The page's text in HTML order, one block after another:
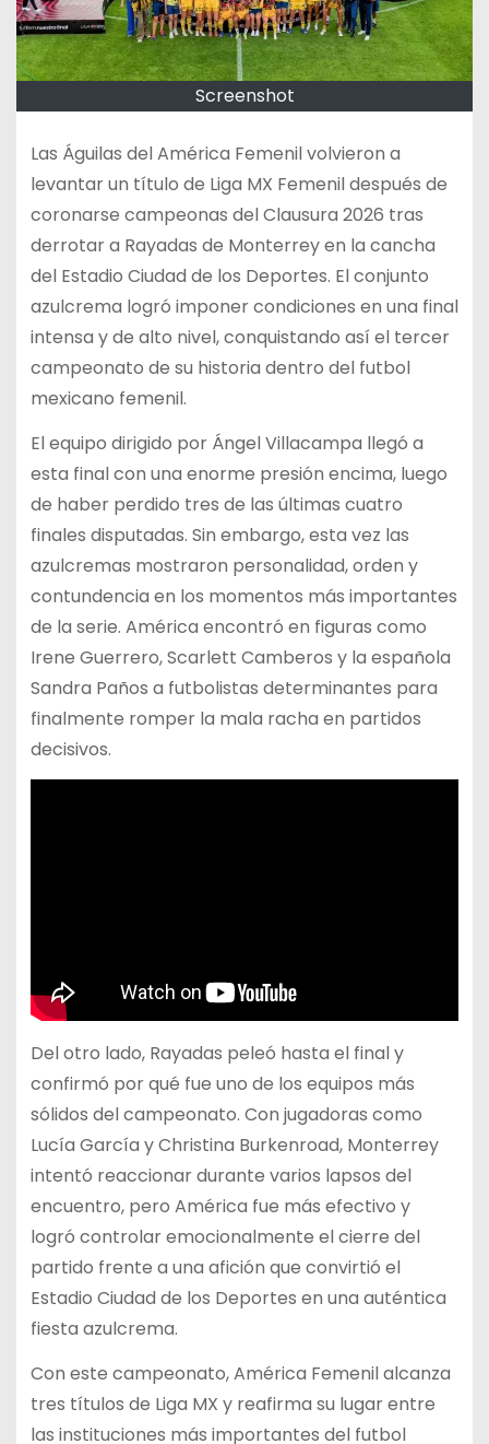
Screenshot
Las Águilas del América Femenil volvieron a
levantar un título de Liga MX Femenil después de
coronarse campeonas del Clausura 2026 tras
derrotar a Rayadas de Monterrey en la cancha
del Estadio Ciudad de los Deportes. El conjunto
azulcrema logró imponer condiciones en una final
intensa y de alto nivel, conquistando así el tercer
campeonato de su historia dentro del futbol
mexicano femenil.
El equipo dirigido por Ángel Villacampa llegó a
esta final con una enorme presión encima, luego
de haber perdido tres de las últimas cuatro
finales disputadas. Sin embargo, esta vez las
azulcremas mostraron personalidad, orden y
contundencia en los momentos más importantes
de la serie. América encontró en figuras como
Irene Guerrero, Scarlett Camberos y la española
Sandra Paños a futbolistas determinantes para
finalmente romper la mala racha en partidos
decisivos.
Del otro lado, Rayadas peleó hasta el final y
confirmó por qué fue uno de los equipos más
sólidos del campeonato. Con jugadoras como
Lucía García y Christina Burkenroad, Monterrey
intentó reaccionar durante varios lapsos del
encuentro, pero América fue más efectivo y
logró controlar emocionalmente el cierre del
partido frente a una afición que convirtió el
Estadio Ciudad de los Deportes en una auténtica
fiesta azulcrema.
Con este campeonato, América Femenil alcanza
tres títulos de Liga MX y reafirma su lugar entre
las instituciones más importantes del futbol